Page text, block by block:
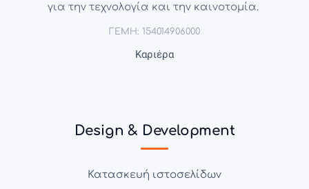
για την τεχνολογία και την καινοτομία.
ΓΕΜΗ: 154014906000
Καριέρα
Design & Development
Κατασκευή ιστοσελίδων